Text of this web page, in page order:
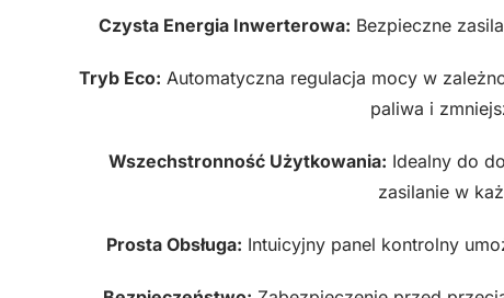
Czysta Energia Inwerterowa: Bezpieczne
Tryb Eco: Automatyczna regulacja mocy w
paliwa i
Wszechstronność Użytkowania: Idealny do
zasilanie w
Prosta Obsługa: Intuicyjny panel kontrolny